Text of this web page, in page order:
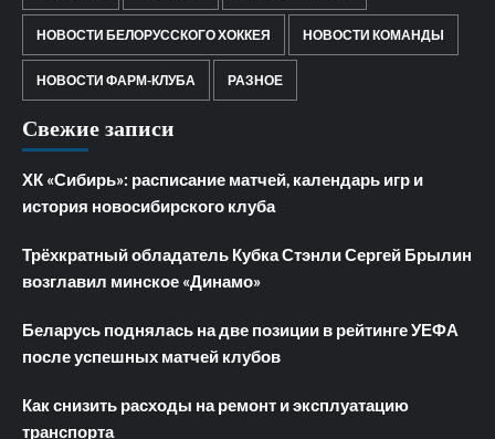
НОВОСТИ БЕЛОРУССКОГО ХОККЕЯ НОВОСТИ КОМАНДЫ
НОВОСТИ ФАРМ-КЛУБА РАЗНОЕ
Свежие записи
ХК «Сибирь»: расписание матчей, календарь игр и
история новосибирского клуба
Трёхкратный обладатель Кубка Стэнли Сергей Брылин
возглавил минское «Динамо»
Беларусь поднялась на две позиции в рейтинге УЕФА
после успешных матчей клубов
Как снизить расходы на ремонт и эксплуатацию
транспорта